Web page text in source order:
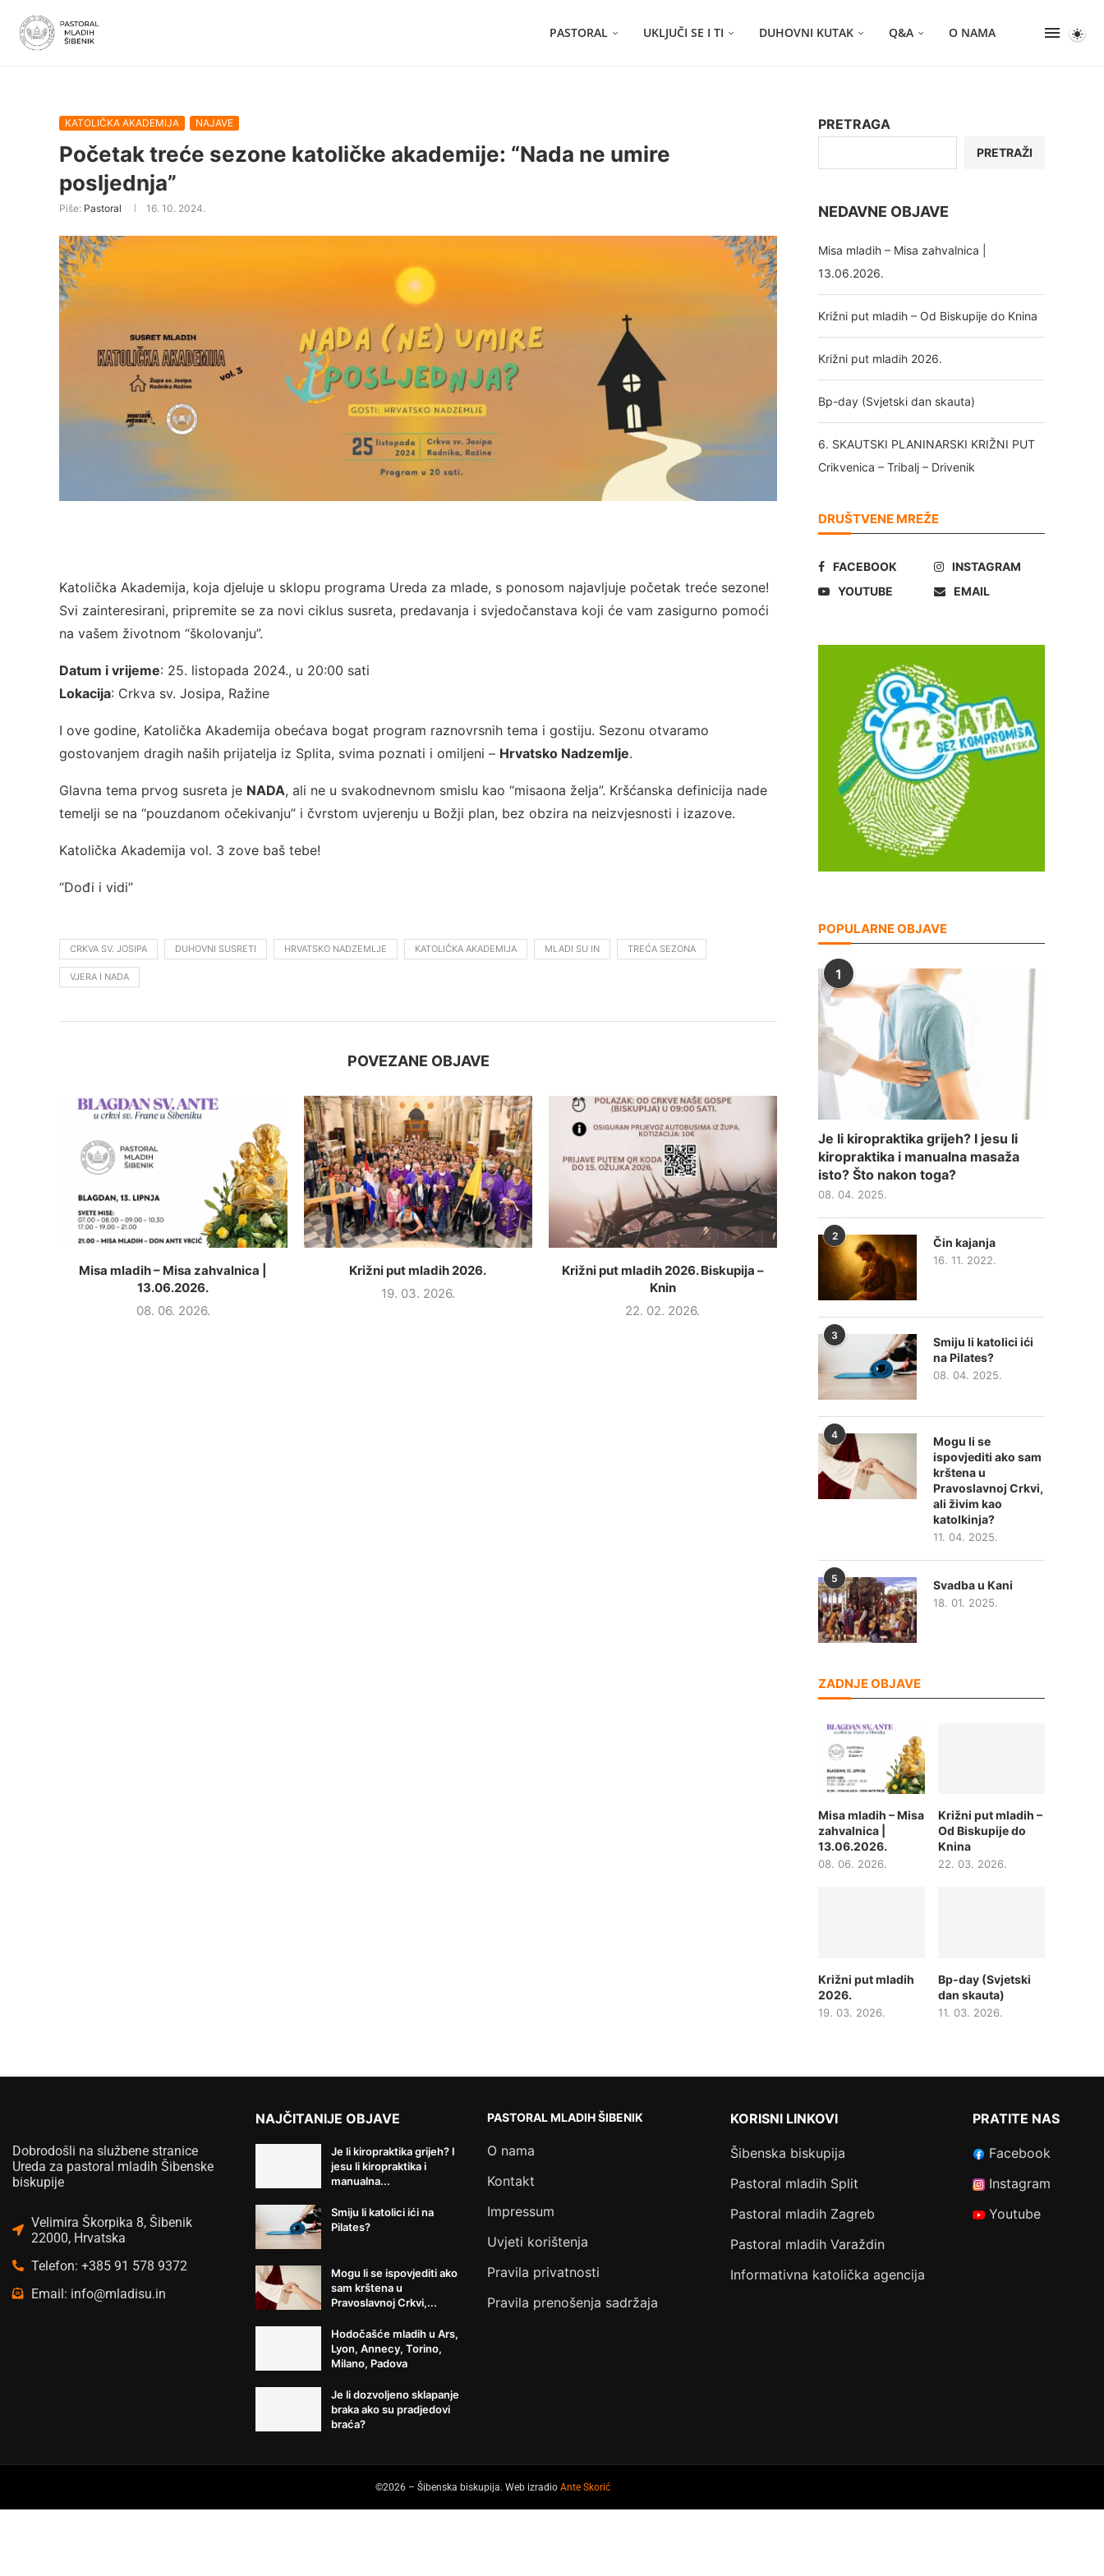
PASTORAL UKLJUČI SE I TI DUHOVNI KUTAK Q&A O NAMA
KATOLIČKA AKADEMIJA NAJAVE
Početak treće sezone katoličke akademije: “Nada ne umire
posljednja”
Piše: Pastoral 16. 10. 2024.
Katolička Akademija, koja djeluje u sklopu programa Ureda za mlade, s ponosom najavljuje početak treće sezone!
Svi zainteresirani, pripremite se za novi ciklus susreta, predavanja i svjedočanstava koji će vam zasigurno pomoći
na vašem životnom “školovanju”.
Datum i vrijeme: 25. listopada 2024., u 20:00 sati
Lokacija: Crkva sv. Josipa, Ražine
I ove godine, Katolička Akademija obećava bogat program raznovrsnih tema i gostiju. Sezonu otvaramo
gostovanjem dragih naših prijatelja iz Splita, svima poznati i omiljeni – Hrvatsko Nadzemlje.
Glavna tema prvog susreta je NADA, ali ne u svakodnevnom smislu kao “misaona želja”. Kršćanska definicija nade
temelji se na “pouzdanom očekivanju” i čvrstom uvjerenju u Božji plan, bez obzira na neizvjesnosti i izazove.
Katolička Akademija vol. 3 zove baš tebe!
“Dođi i vidi”
CRKVA SV. JOSIPA DUHOVNI SUSRETI HRVATSKO NADZEMLJE KATOLIČKA AKADEMIJA MLADI SU IN TREĆA SEZONA
VJERA I NADA
POVEZANE OBJAVE
Misa mladih – Misa zahvalnica |
13.06.2026.
08. 06. 2026.
Križni put mladih 2026.
19. 03. 2026.
Križni put mladih 2026. Biskupija –
Knin
22. 02. 2026.
PRETRAGA
PRETRAŽI
NEDAVNE OBJAVE
Misa mladih – Misa zahvalnica |
13.06.2026.
Križni put mladih – Od Biskupije do Knina
Križni put mladih 2026.
Bp-day (Svjetski dan skauta)
6. SKAUTSKI PLANINARSKI KRIŽNI PUT
Crikvenica – Tribalj – Drivenik
DRUŠTVENE MREŽE
FACEBOOK
INSTAGRAM
YOUTUBE
EMAIL
POPULARNE OBJAVE
1
Je li kiropraktika grijeh? I jesu li
kiropraktika i manualna masaža
isto? Što nakon toga?
08. 04. 2025.
2 Čin kajanja
16. 11. 2022.
3
Smiju li katolici ići
na Pilates?
08. 04. 2025.
4
Mogu li se
ispovjediti ako sam
krštena u
Pravoslavnoj Crkvi,
ali živim kao
katolkinja?
11. 04. 2025.
5 Svadba u Kani
18. 01. 2025.
ZADNJE OBJAVE
Misa mladih – Misa
zahvalnica |
13.06.2026.
08. 06. 2026.
Križni put mladih –
Od Biskupije do
Knina
22. 03. 2026.
Križni put mladih
2026.
19. 03. 2026.
Bp-day (Svjetski
dan skauta)
11. 03. 2026.
Dobrodošli na službene stranice
Ureda za pastoral mladih Šibenske
biskupije
Velimira Škorpika 8, Šibenik
22000, Hrvatska
Telefon: +385 91 578 9372
Email: info@mladisu.in
NAJČITANIJE OBJAVE
Je li kiropraktika grijeh? I
jesu li kiropraktika i
manualna...
Smiju li katolici ići na
Pilates?
Mogu li se ispovjediti ako
sam krštena u
Pravoslavnoj Crkvi,...
Hodočašće mladih u Ars,
Lyon, Annecy, Torino,
Milano, Padova
Je li dozvoljeno sklapanje
braka ako su pradjedovi
braća?
PASTORAL MLADIH ŠIBENIK
O nama
Kontakt
Impressum
Uvjeti korištenja
Pravila privatnosti
Pravila prenošenja sadržaja
KORISNI LINKOVI
Šibenska biskupija
Pastoral mladih Split
Pastoral mladih Zagreb
Pastoral mladih Varaždin
Informativna katolička agencija
PRATITE NAS
Facebook
Instagram
Youtube
©2026 – Šibenska biskupija. Web izradio Ante Skorić